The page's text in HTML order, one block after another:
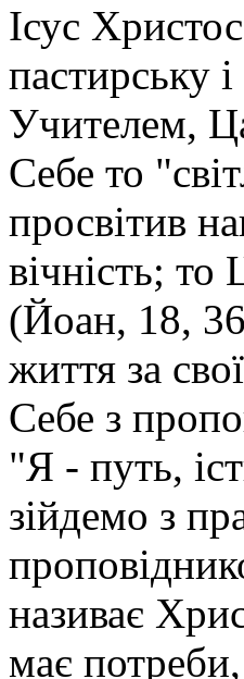
Ісус
пастирську
Учителем,
Себе то
просвітив
вічність; то
(Йоан, 18,
життя за
Себе з
"Я - путь,
зійдемо з
називає
має